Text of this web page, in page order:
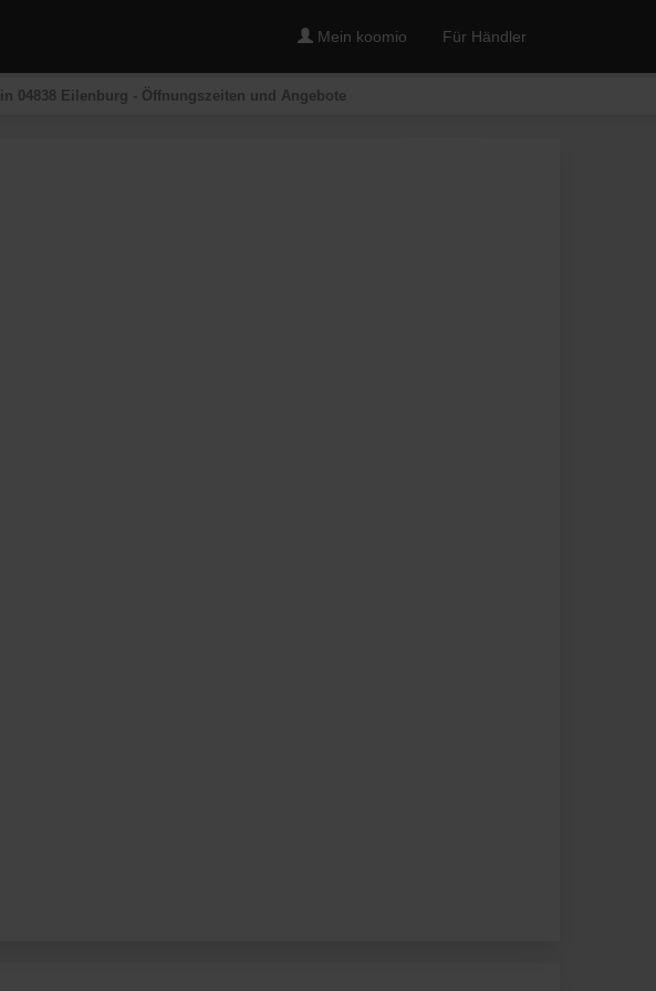
Mein koomio Für Händler
04838 Eilenburg - Öffnungszeiten und Angebote